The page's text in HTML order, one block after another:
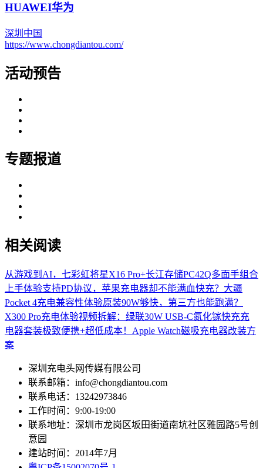
HUAWEI华为
深圳 中国
https://www.chongdiantou.com/
活动预告
专题报道
相关阅读
从游戏到AI，七彩虹将星X16 Pro+长江存储PC42Q多面手组合
上手体验支持PD协议，苹果充电器却不能满血快充？大疆
Pocket 4充电兼容性体验原装90W够快，第三方也能跑满？
X300 Pro充电体验视频拆解：绿联30W USB-C氮化镓快充充
电器套装极致便携+超低成本！Apple Watch磁吸充电器改装方
案
深圳充电头网传媒有限公司
联系邮箱：info@chongdiantou.com
联系电话：13242973846
工作时间：9:00-19:00
联系地址：深圳市龙岗区坂田街道南坑社区雅园路5号创
意园
建站时间：2014年7月